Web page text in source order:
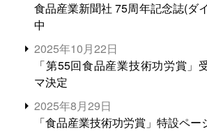
食品産業新聞社 75周年記念誌(ダ
中
2025年10月22日
「第55回食品産業技術功労賞」
マ決定
2025年8月29日
「食品産業技術功労賞」特設ペ